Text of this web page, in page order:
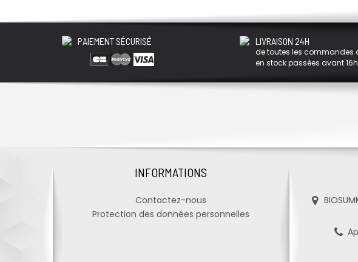
PAIEMENT SÉCURISÉ LIVRAISON 24H
de toutes les commandes
en stock passées avant
INFORMATIONS
Contactez-nous
Protection des données personnelles